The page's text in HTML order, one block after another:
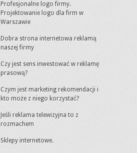
Profesjonalne logo firmy.
Projektowanie logo dla firm w
Warszawie
Dobra strona internetowa reklamą
naszej firmy
Czy jest sens inwestować w reklamę
prasową?
Czym jest marketing rekomendacji i
kto może z niego korzystać?
Jeśli reklama telewizyjna to z
rozmachem
Sklepy internetowe.